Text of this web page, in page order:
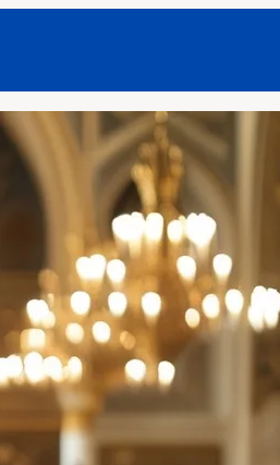
am
auslösen
F-News
Weg mit dem
nehmen
F-News
Niederlande: